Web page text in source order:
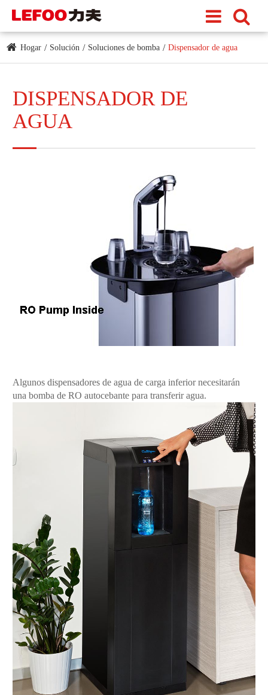
Hogar Solución Soluciones de bomba Dispensador de agua
DISPENSADOR DE
AGUA
Algunos dispensadores de agua de carga inferior necesitarán
una bomba de RO autocebante para transferir agua.